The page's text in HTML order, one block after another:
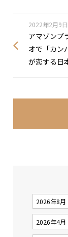
2022年2月9日
アマゾンプ
オで「カン
が恋する日
2026年8月
2026年4月